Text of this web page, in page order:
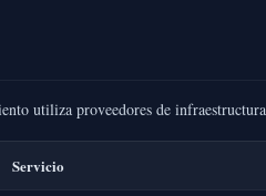
utiliza proveedores de
Servicio